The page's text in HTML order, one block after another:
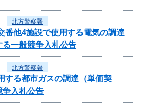
北方警察署
番他4施設で使用する電気の調達
る一般競争入札公告
北方警察署
する都市ガスの調達（単価契
争入札公告